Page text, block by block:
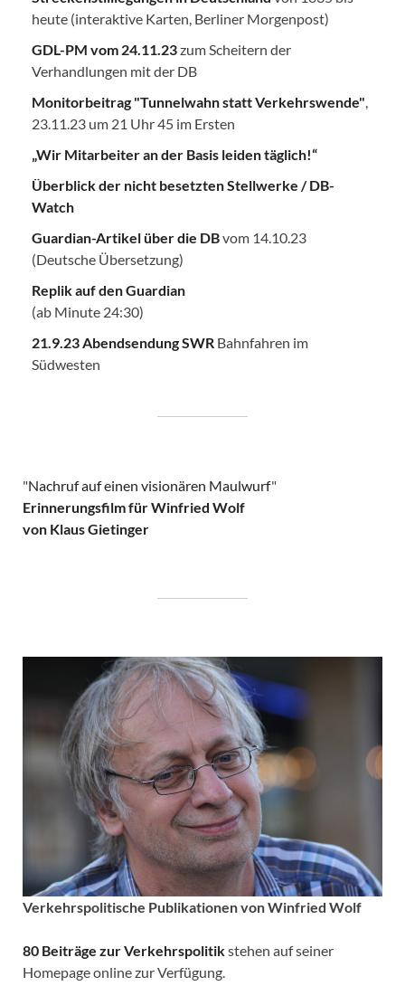
heute (interaktive Karten, Berliner Morgenpost)
GDL-PM vom 24.11.23zum Scheitern der
Verhandlungen mit der DB
Monitorbeitrag "Tunnelwahn statt Verkehrswende"
23.11.23 um 21 Uhr 45 im Ersten
„Wir Mitarbeiter an der Basis leiden täglich!“
Überblick der nicht besetzten Stellwerke / DB-
Watch
Guardian-Artikel über die DBvom 14.10.23
(Deutsche Übersetzung)
Replik auf den Guardian
(ab Minute 24:30)
21.9.23 Abendsendung SWR Bahnfahren im
Südwesten
"Nachruf auf einen visionären Maulwurf"
Erinnerungsfilm für Winfried Wolf
von Klaus Gietinger
Verkehrspolitische Publikationen von Winfried Wolf
80 Beiträge zur Verkehrspolitikstehen auf seiner
Homepage online zur Verfügung.